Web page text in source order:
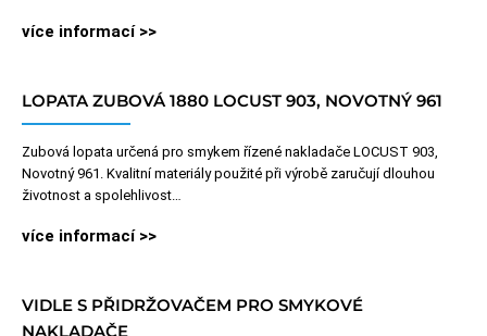
více informací >>
LOPATA ZUBOVÁ 1880 LOCUST 903, NOVOTNÝ 961
Zubová lopata určená pro smykem řízené nakladače LOCUST 903,
Novotný 961. Kvalitní materiály použité při výrobě zaručují dlouhou
životnost a spolehlivost…
více informací >>
VIDLE S PŘIDRŽOVAČEM PRO SMYKOVÉ
NAKLADAČE